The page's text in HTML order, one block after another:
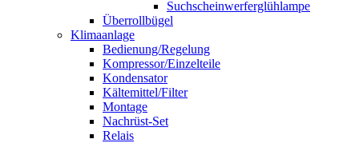
Suchscheinwerferglühlampe
Überrollbügel
Klimaanlage
Bedienung/Regelung
Kompressor/Einzelteile
Kondensator
Kältemittel/Filter
Montage
Nachrüst-Set
Relais